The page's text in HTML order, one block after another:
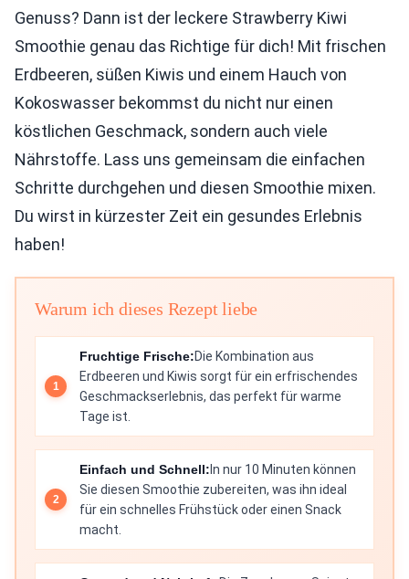
Genuss? Dann ist der leckere Strawberry Kiwi
Smoothie genau das Richtige für dich! Mit frischen
Erdbeeren, süßen Kiwis und einem Hauch von
Kokoswasser bekommst du nicht nur einen
köstlichen Geschmack, sondern auch viele
Nährstoffe. Lass uns gemeinsam die einfachen
Schritte durchgehen und diesen Smoothie mixen.
Du wirst in kürzester Zeit ein gesundes Erlebnis
haben!
Warum ich dieses Rezept liebe
Fruchtige Frische:Die Kombination aus
Erdbeeren und Kiwis sorgt für ein erfrischendes
Geschmackserlebnis, das perfekt für warme
Tage ist.
Einfach und Schnell: In nur 10 Minuten können
Sie diesen Smoothie zubereiten, was ihn ideal
für ein schnelles Frühstück oder einen Snack
macht.